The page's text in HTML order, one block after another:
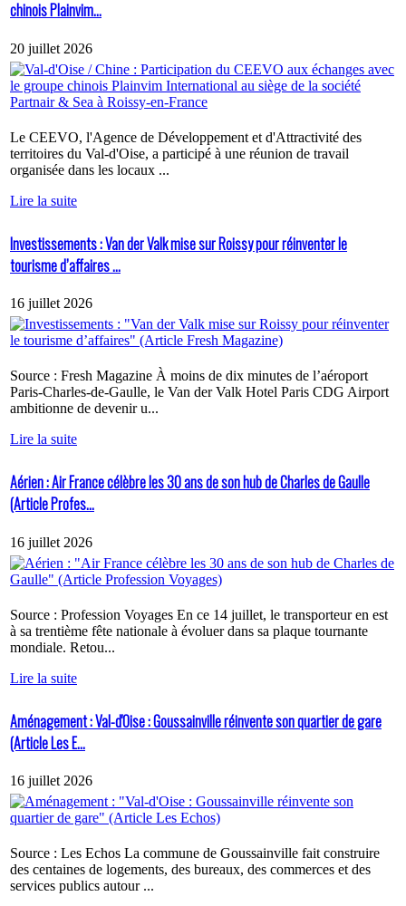
chinois Plainvim...
20 juillet 2026
Le CEEVO, l'Agence de Développement et d'Attractivité des
territoires du Val-d'Oise, a participé à une réunion de travail
organisée dans les locaux ...
Lire la suite
Investissements : Van der Valk mise sur Roissy pour réinventer le
tourisme d’affaires ...
16 juillet 2026
Source : Fresh Magazine À moins de dix minutes de l’aéroport
Paris-Charles-de-Gaulle, le Van der Valk Hotel Paris CDG Airport
ambitionne de devenir u...
Lire la suite
Aérien : Air France célèbre les 30 ans de son hub de Charles de Gaulle
(Article Profes...
16 juillet 2026
Source : Profession Voyages En ce 14 juillet, le transporteur en est
à sa trentième fête nationale à évoluer dans sa plaque tournante
mondiale. Retou...
Lire la suite
Aménagement : Val-d'Oise : Goussainville réinvente son quartier de gare
(Article Les E...
16 juillet 2026
Source : Les Echos La commune de Goussainville fait construire
des centaines de logements, des bureaux, des commerces et des
services publics autour ...